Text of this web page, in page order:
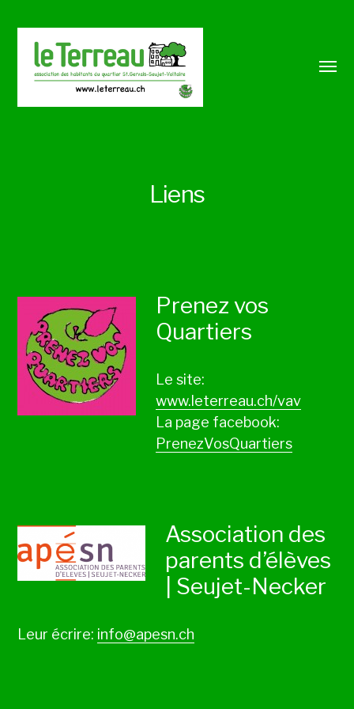
Liens
Prenez vos
Quartiers
Le site:
www.leterreau.ch/vav
La page facebook:
PrenezVosQuartiers
Association des
parents d’élèves
| Seujet-Necker
Leur écrire: info@apesn.ch